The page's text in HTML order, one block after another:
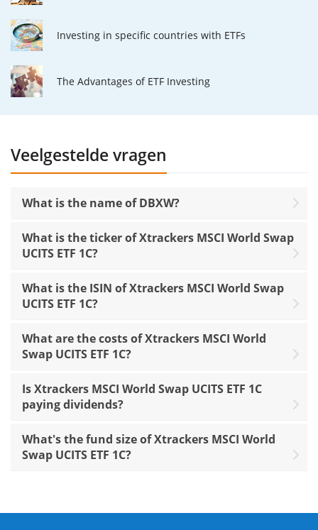
Investing in specific countries with ETFs
The Advantages of ETF Investing
Veelgestelde vragen
What is the name of DBXW?
What is the ticker of Xtrackers MSCI World Swap
UCITS ETF 1C?
What is the ISIN of Xtrackers MSCI World Swap
UCITS ETF 1C?
What are the costs of Xtrackers MSCI World
Swap UCITS ETF 1C?
Is Xtrackers MSCI World Swap UCITS ETF 1C
paying dividends?
What's the fund size of Xtrackers MSCI World
Swap UCITS ETF 1C?